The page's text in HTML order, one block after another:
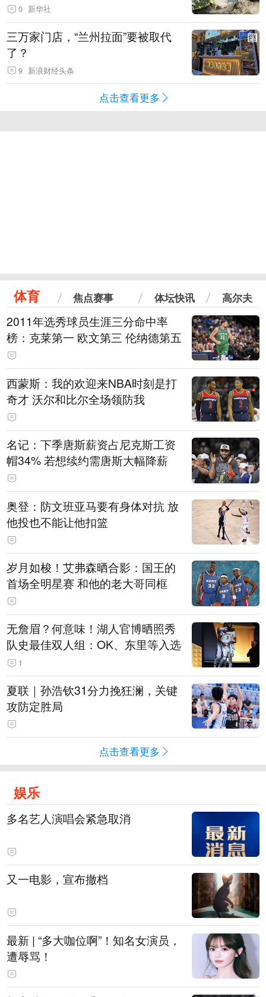
0 新华社
三万家门店，“兰州拉面”要被取代
了？
9 新浪财经头条
点击查看更多
体育 焦点赛事 体坛快讯 高尔夫
2011年选秀球员生涯三分命中率
榜：克莱第一 欧文第三 伦纳德第五
西蒙斯：我的欢迎来NBA时刻是打
奇才 沃尔和比尔全场领防我
名记：下季唐斯薪资占尼克斯工资
帽34% 若想续约需唐斯大幅降薪
奥登：防文班亚马要有身体对抗 放
他投也不能让他扣篮
岁月如梭！艾弗森晒合影：国王的
首场全明星赛 和他的老大哥同框
无詹眉？何意味！湖人官博晒照秀
队史最佳双人组：OK、东里等入选
1
夏联｜孙浩钦31分力挽狂澜，关键
攻防定胜局
点击查看更多
娱乐
多名艺人演唱会紧急取消
又一电影，宣布撤档
最新 | “多大咖位啊”！知名女演员，
遭辱骂！